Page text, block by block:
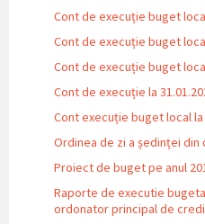
Cont de execuție buget
Cont de execuție buget
Cont de execuție buget
Cont de execuție la
Cont execuție buget local la
Ordinea de zi a ședinței din
Proiect de buget pe anul
Raporte de executie
ordonator principal de